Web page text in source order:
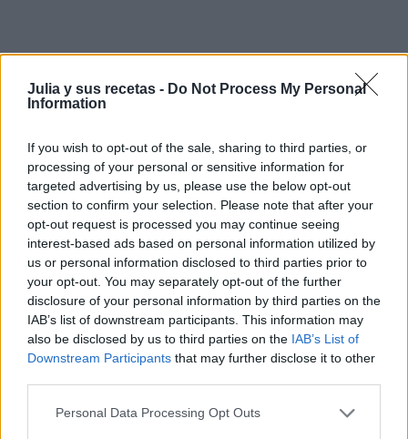
Julia y sus recetas - Do Not Process My Personal
Information
If you wish to opt-out of the sale, sharing to third parties, or
processing of your personal or sensitive information for
targeted advertising by us, please use the below opt-out
section to confirm your selection. Please note that after your
opt-out request is processed you may continue seeing
interest-based ads based on personal information utilized by
us or personal information disclosed to third parties prior to
your opt-out. You may separately opt-out of the further
disclosure of your personal information by third parties on the
IAB’s list of downstream participants. This information may
also be disclosed by us to third parties on the IAB’s List of
Downstream Participants that may further disclose it to other
Personal Data Processing Opt Outs
Entrada más reciente Entrada antigua